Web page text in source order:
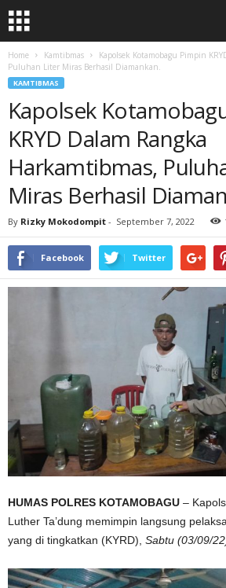
Home Kamtibmas
Kapolsek Kotamobagu Pimpin
Puluhan Liter Miras Berhasil Diamankan.
KAMTIBMAS
Kapolsek
KRYD Dalam Rangka
Harkamtibmas,
Miras Berhasil
By Rizky Mokodompit - September 7, 2022
Facebook Twitter
HUMAS POLRES KOTAMOBAGU –
Luther Ta’dung memimpin langsung
yang di tingkatkan (KYRD), Sabtu (03/09/